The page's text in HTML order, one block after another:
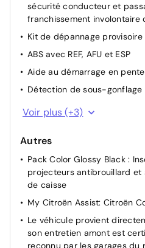
sécurité conducteur et
franchissement involontaire
Kit de dépannage
ABS avec REF, AFU et ESP
Aide au démarrage en pente
Détection de sous-gonflage
Frein de stationnement
Airbags frontaux AV, latéraux
Voir plus (+3)
Autres
Pack Color Glossy Black :
projecteurs antibrouillard
de caisse
My Citroën Assist: Citroën
Le véhicule provient
son entretien amont est
reconnu par les garages du